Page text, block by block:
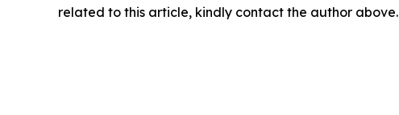
related to this article, kindly contact the author above.